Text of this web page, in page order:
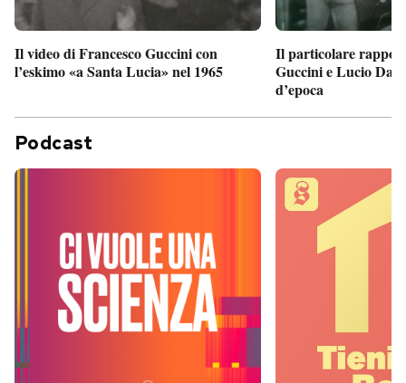
Il video di Francesco Guccini con
l’eskimo «a Santa Lucia» nel 1965
Il particolare
Guccini e Lucio
d’epoca
Podcast